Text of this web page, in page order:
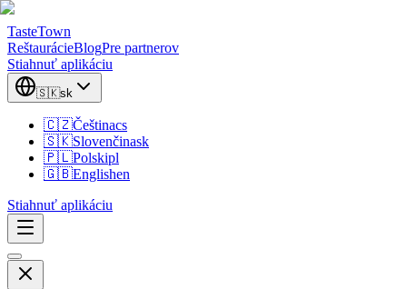
TasteTown
ReštaurácieBlogPre partnerov
Stiahnuť aplikáciu
🇸🇰sk
🇨🇿Češtinacs
🇸🇰Slovenčinask
🇵🇱Polskipl
🇬🇧Englishen
Stiahnuť aplikáciu